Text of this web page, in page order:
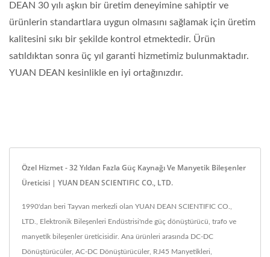
DEAN 30 yılı aşkın bir üretim deneyimine sahiptir ve
ürünlerin standartlara uygun olmasını sağlamak için üretim
kalitesini sıkı bir şekilde kontrol etmektedir. Ürün
satıldıktan sonra üç yıl garanti hizmetimiz bulunmaktadır.
YUAN DEAN kesinlikle en iyi ortağınızdır.
Özel Hizmet - 32 Yıldan Fazla Güç Kaynağı Ve Manyetik Bileşenler
Üreticisi | YUAN DEAN SCIENTIFIC CO., LTD.
1990'dan beri Tayvan merkezli olan YUAN DEAN SCIENTIFIC CO.,
LTD., Elektronik Bileşenleri Endüstrisi'nde güç dönüştürücü, trafo ve
manyetik bileşenler üreticisidir. Ana ürünleri arasında DC-DC
Dönüştürücüler, AC-DC Dönüştürücüler, RJ45 Manyetikleri,